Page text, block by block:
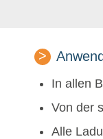
In allen
Von der
Alle